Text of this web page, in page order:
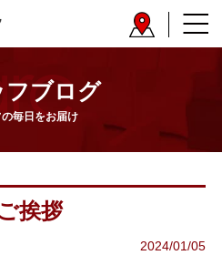
フブログ
毎日をお届け
挨拶
2024/01/05